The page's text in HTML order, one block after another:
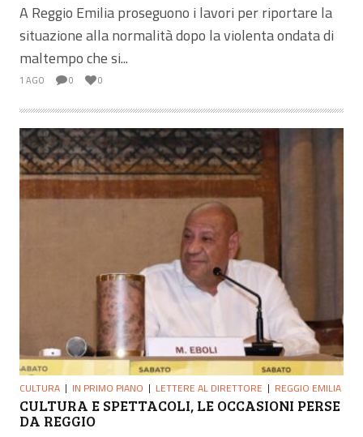
A Reggio Emilia proseguono i lavori per riportare la
situazione alla normalità dopo la violenta ondata di
maltempo che si...
1 AGO 0 0
CULTURA IN PRIMO PIANO LETTERE AL DIRETTORE REGGIO EMILIA
CULTURA E SPETTACOLI, LE OCCASIONI PERSE
DA REGGIO